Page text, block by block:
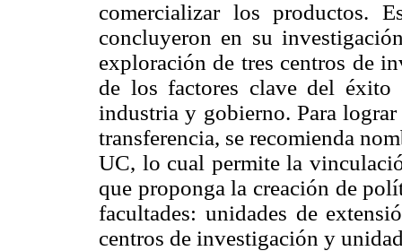
comercializar los productos.
concluyeron en su
exploración de tres centros de
de los factores clave del éxito
industria y gobierno. Para
transferencia, se recomienda
UC, lo cual permite la
que proponga la creación de
facultades: unidades de
centros de investigación y